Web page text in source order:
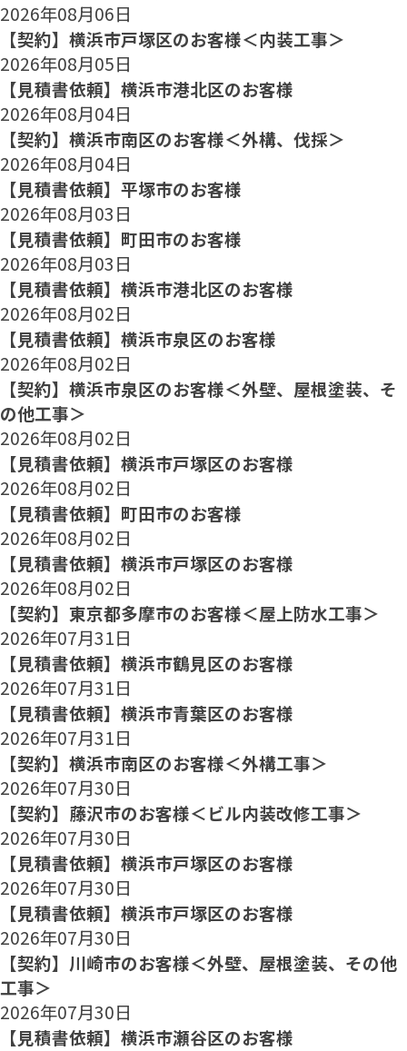
2026年08月06日
【契約】横浜市戸塚区のお客様＜内装工事＞
2026年08月05日
【見積書依頼】横浜市港北区のお客様
2026年08月04日
【契約】横浜市南区のお客様＜外構、伐採＞
2026年08月04日
【見積書依頼】平塚市のお客様
2026年08月03日
【見積書依頼】町田市のお客様
2026年08月03日
【見積書依頼】横浜市港北区のお客様
2026年08月02日
【見積書依頼】横浜市泉区のお客様
2026年08月02日
【契約】横浜市泉区のお客様＜外壁、屋根塗装、そ
の他工事＞
2026年08月02日
【見積書依頼】横浜市戸塚区のお客様
2026年08月02日
【見積書依頼】町田市のお客様
2026年08月02日
【見積書依頼】横浜市戸塚区のお客様
2026年08月02日
【契約】東京都多摩市のお客様＜屋上防水工事＞
2026年07月31日
【見積書依頼】横浜市鶴見区のお客様
2026年07月31日
【見積書依頼】横浜市青葉区のお客様
2026年07月31日
【契約】横浜市南区のお客様＜外構工事＞
2026年07月30日
【契約】藤沢市のお客様＜ビル内装改修工事＞
2026年07月30日
【見積書依頼】横浜市戸塚区のお客様
2026年07月30日
【見積書依頼】横浜市戸塚区のお客様
2026年07月30日
【契約】川崎市のお客様＜外壁、屋根塗装、その他
工事＞
2026年07月30日
【見積書依頼】横浜市瀬谷区のお客様